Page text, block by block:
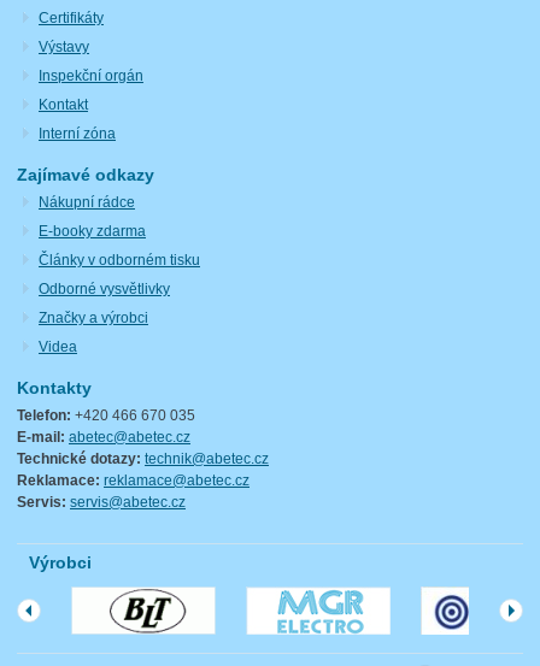
Certifikáty
Výstavy
Inspekční orgán
Kontakt
Interní zóna
Zajímavé odkazy
Nákupní rádce
E-booky zdarma
Články v odborném tisku
Odborné vysvětlivky
Značky a výrobci
Videa
Kontakty
Telefon: +420 466 670 035
E-mail: abetec@abetec.cz
Technické dotazy: technik@abetec.cz
Reklamace: reklamace@abetec.cz
Servis: servis@abetec.cz
Výrobci